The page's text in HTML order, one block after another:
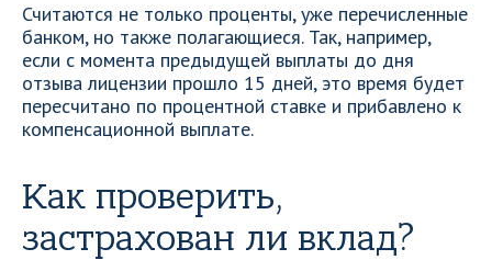
Считаются не только проценты, уже перечисленные
банком, но также полагающиеся. Так, например,
если с момента предыдущей выплаты до дня
отзыва лицензии прошло 15 дней, это время будет
пересчитано по процентной ставке и прибавлено к
компенсационной выплате.
Как проверить,
застрахован ли вклад?